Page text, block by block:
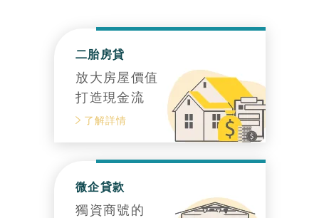
二胎房貸
放大房屋價值
打造現金流
了解詳情
微企貸款
獨資商號的